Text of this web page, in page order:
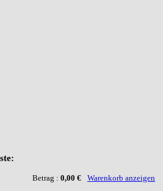
Betrag : 0,00 € Warenkorb anzeigen